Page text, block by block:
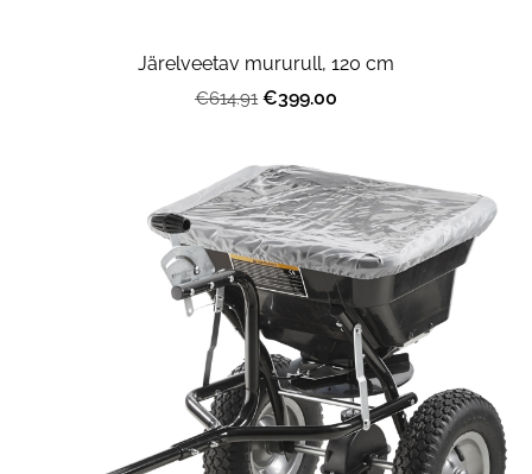
Järelveetav mururull, 120 cm
€614.91 €399.00